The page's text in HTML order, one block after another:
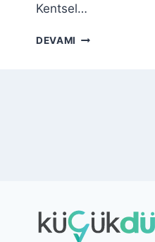
Kentsel…
DEVAMI LJUBLJANA